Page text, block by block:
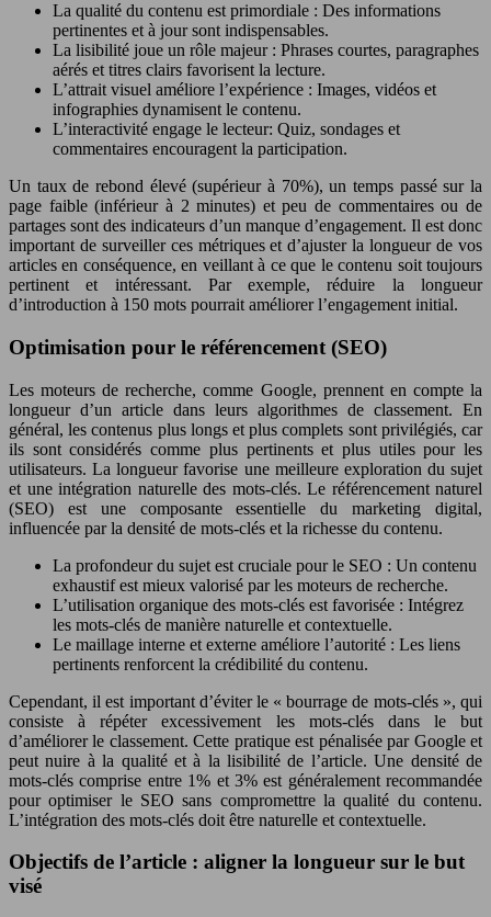
La qualité du contenu est primordiale : Des informations
pertinentes et à jour sont indispensables.
La lisibilité joue un rôle majeur : Phrases courtes, paragraphes
aérés et titres clairs favorisent la lecture.
L’attrait visuel améliore l’expérience : Images, vidéos et
infographies dynamisent le contenu.
L’interactivité engage le lecteur: Quiz, sondages et
commentaires encouragent la participation.
Un taux de rebond élevé (supérieur à 70%), un temps passé sur la
page faible (inférieur à 2 minutes) et peu de commentaires ou de
partages sont des indicateurs d’un manque d’engagement. Il est donc
important de surveiller ces métriques et d’ajuster la longueur de vos
articles en conséquence, en veillant à ce que le contenu soit toujours
pertinent et intéressant. Par exemple, réduire la longueur
d’introduction à 150 mots pourrait améliorer l’engagement initial.
Optimisation pour le référencement (SEO)
Les moteurs de recherche, comme Google, prennent en compte la
longueur d’un article dans leurs algorithmes de classement. En
général, les contenus plus longs et plus complets sont privilégiés, car
ils sont considérés comme plus pertinents et plus utiles pour les
utilisateurs. La longueur favorise une meilleure exploration du sujet
et une intégration naturelle des mots-clés. Le référencement naturel
(SEO) est une composante essentielle du marketing digital,
influencée par la densité de mots-clés et la richesse du contenu.
La profondeur du sujet est cruciale pour le SEO : Un contenu
exhaustif est mieux valorisé par les moteurs de recherche.
L’utilisation organique des mots-clés est favorisée : Intégrez
les mots-clés de manière naturelle et contextuelle.
Le maillage interne et externe améliore l’autorité : Les liens
pertinents renforcent la crédibilité du contenu.
Cependant, il est important d’éviter le « bourrage de mots-clés », qui
consiste à répéter excessivement les mots-clés dans le but
d’améliorer le classement. Cette pratique est pénalisée par Google et
peut nuire à la qualité et à la lisibilité de l’article. Une densité de
mots-clés comprise entre 1% et 3% est généralement recommandée
pour optimiser le SEO sans compromettre la qualité du contenu.
L’intégration des mots-clés doit être naturelle et contextuelle.
Objectifs de l’article : aligner la longueur sur le but
visé